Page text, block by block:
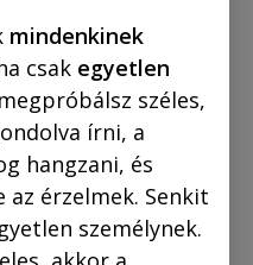
mindenkinek
csak egyetlen
széles,
írni, a
hangzani, és
érzelmek. Senkit
személynek.